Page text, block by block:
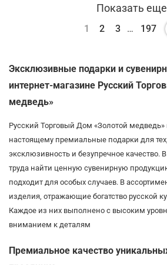
Показать еще
1 2 3 … 197
Эксклюзивные подарки и
интернет-магазине Русский
медведь»
Русский Торговый Дом «Золотой медведь»
настоящему премиальные подарки для
эксклюзивность и безупречное качество.
труда найти ценную сувенирную
подходит для особых случаев. В
изделия, отражающие богатство русской
Каждое из них выполнено с высоким
вниманием к деталям
Премиальное качество